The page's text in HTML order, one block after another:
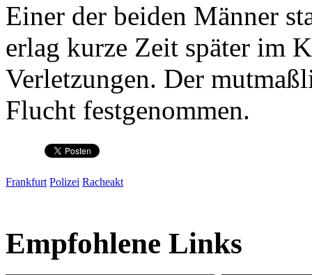
Einer der beiden Männer
erlag kurze Zeit später im
Verletzungen. Der
Flucht festgenommen.
Frankfurt Polizei Racheakt
Empfohlene Links